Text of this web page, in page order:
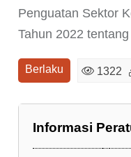
Penguatan Sektor
Tahun 2022
Berlaku 1322
Informasi